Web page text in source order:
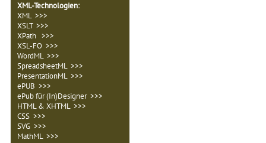
XML-Technologien:
XML >>>
XSLT >>>
XPath >>>
XSL-FO >>>
WordML >>>
SpreadsheetML >>>
PresentationML >>>
ePUB >>>
ePub für (In)Designer >>>
HTML & XHTML >>>
CSS >>>
SVG >>>
MathML >>>